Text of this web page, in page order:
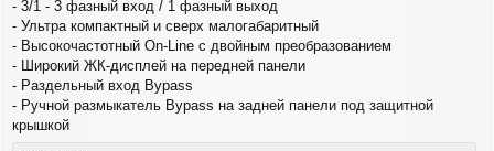
- 3/1 - 3 фазный вход / 1 фазный выход
- Ультра компактный и сверх малогабаритный
- Высокочастотный On-Line с двойным преобразованием
- Широкий ЖК-дисплей на передней панели
- Раздельный вход Bypass
- Ручной размыкатель Bypass на задней панели под защитной
крышкой